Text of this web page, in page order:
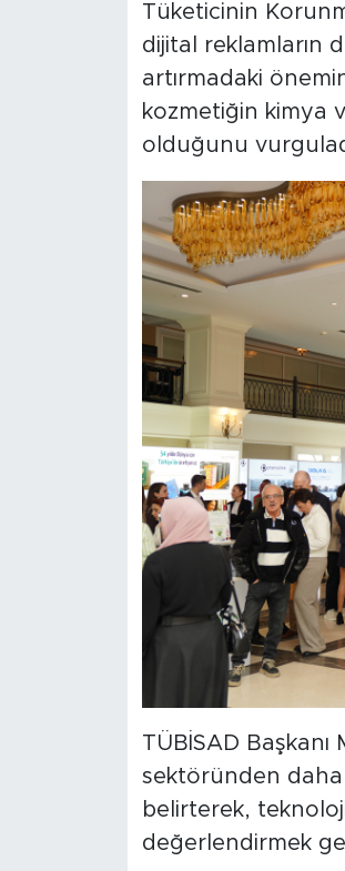
Tüketicinin
dijital reklamların
artırmadaki
kozmetiğin kimya
olduğunu
TÜBİSAD
sektöründen
belirterek,
değerlendirmek